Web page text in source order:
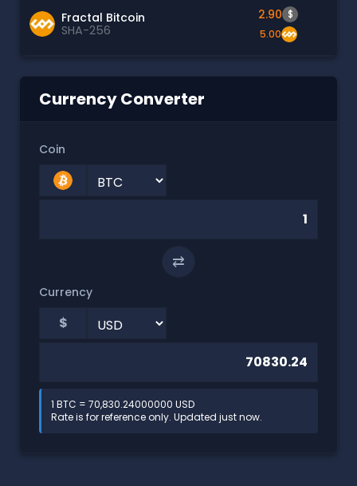
Fractal Bitcoin
SHA-256
2.90 $
5.00
Currency Converter
Coin
⇄
Currency
$
1 BTC = 70,830.24000000 USD
Rate is for reference only. Updated just now.